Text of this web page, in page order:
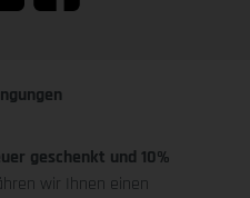
geschenkt und 10%
wir Ihnen einen